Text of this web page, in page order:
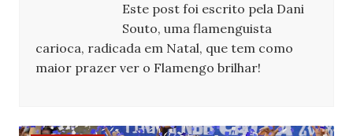
Este post foi escrito pela Dani
Souto, uma flamenguista
carioca, radicada em Natal, que tem como
maior prazer ver o Flamengo brilhar!